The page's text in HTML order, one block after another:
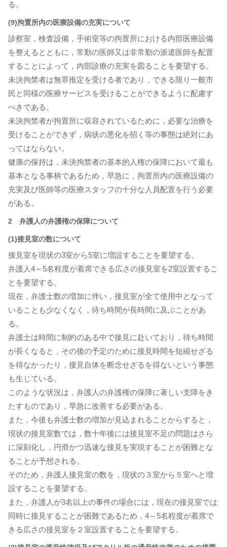
る。
(9)拘置所内の医療設備の充実について
診察室，検査設備，手術室等の拘置所における内部医療設備
を整えるとともに，常勤の医師又は非常勤の派遣医師を配置
することによって，内部診療の充実を図ることを要望する。
未決拘禁者は無罪推定を受ける者であり，できる限り一般市
民と同様の医療サービスを受けることができるように配慮す
べきである。
未決拘禁者が拘置所に収容されているために，必要な治療を
受けることができず，病状の悪化を招く等の事態は絶対にあ
ってはならない。
健康の保持は，未決拘禁者の基本的人権の保障において最も
基本となる事柄であるため，早急に，拘置所内の医療設備の
充実及び医師等の医療スタッフの十分な人員配置を行う必要
がある。
2 弁護人の弁護権の保障について
(1)接見室の数について
接見室を現状の3室から5室に増設することを要望する。
弁護人4～5名程度が着席できる広さの接見室を2室設置するこ
とを要望する。
現在，弁護士数の増加に伴い，接見室が全て使用中となって
いることも少なくなく，待ち時間が長時間に及ぶことがあ
る。
弁護士は時間に制約のある中で接見に赴いており，待ち時間
が長くなると，その後の予定のために接見時間を短縮せざる
を得なかったり，接見自体を断念せざるを得ないという事態
も生じている。
このような状況は，弁護人の弁護権の保障に著しい支障をき
たすものであり，早急に改善する必要がある。
また，今後も弁護士数の増加が見込まれることからすると，
現状の接見室数では，数十年後には接見室不足の問題はさら
に深刻化し，円滑かつ迅速な接見を実現することが困難とな
ることが予想される。
そのため，弁護人接見室の数を，現状の３室から５室へと増
設することを要望する。
また，弁護人が3名以上の事件の場合には，現在の接見室では
同時に接見することが困難であるため，4～5名程度が着席で
きる広さの接見室を２室設置することを要望する。